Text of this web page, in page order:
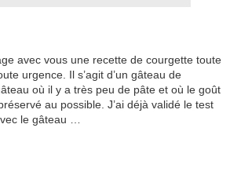
avec vous une recette de courgette toute
urgence. Il s’agit d’un gâteau de
où il y a très peu de pâte et où le goût
au possible. J’ai déjà validé le test
le gâteau …